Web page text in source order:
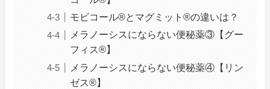
モビコール®とマグミット®の違いは？
メラノーシスにならない便秘薬③【グー
フィス®】
メラノーシスにならない便秘薬④【リン
ゼス®】